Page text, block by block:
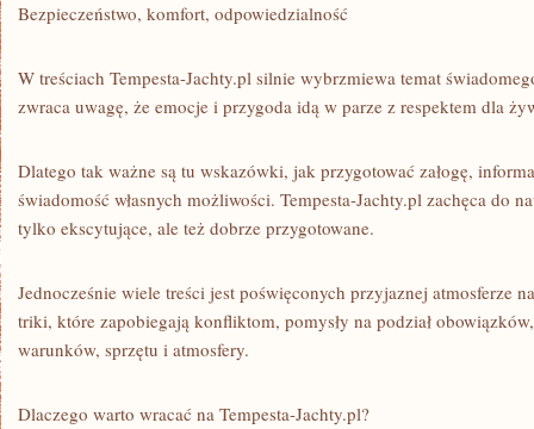
Bezpieczeństwo, komfort, odpowiedzialność
W treściach Tempesta-Jachty.pl silnie wybrzmiewa temat
zwraca uwagę, że emocje i przygoda idą w parze z respektem dla
Dlatego tak ważne są tu wskazówki, jak przygotować załogę,
świadomość własnych możliwości. Tempesta-Jachty.pl zachęca do
tylko ekscytujące, ale też dobrze przygotowane.
Jednocześnie wiele treści jest poświęconych przyjaznej atmosferze
triki, które zapobiegają konfliktom, pomysły na podział
warunków, sprzętu i atmosfery.
Dlaczego warto wracać na Tempesta-Jachty.pl?